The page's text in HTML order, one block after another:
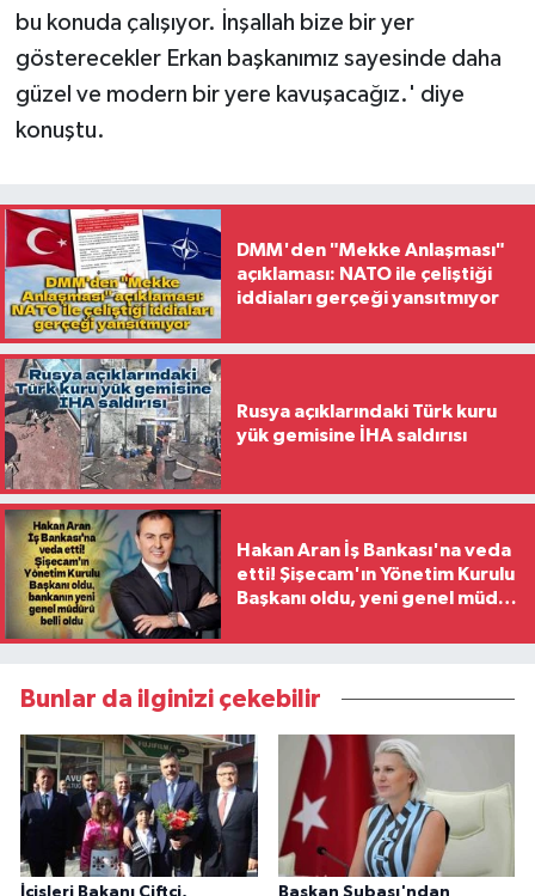
bu konuda çalışıyor. İnşallah bize bir yer
gösterecekler Erkan başkanımız sayesinde daha
güzel ve modern bir yere kavuşacağız.' diye
konuştu.
DMM'den "Mekke Anlaşması"
açıklaması: NATO ile çeliştiği
iddiaları gerçeği yansıtmıyor
Rusya açıklarındaki Türk kuru
yük gemisine İHA saldırısı
Hakan Aran İş Bankası'na veda
etti! Şişecam'ın Yönetim Kurulu
Başkanı oldu, yeni genel müdür
Bunlar da ilginizi çekebilir
İçişleri Bakanı Çiftçi, Başkan Subaşı'ndan